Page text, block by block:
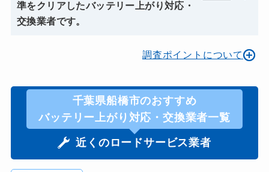
準をクリアしたバッテリー上がり対応・
交換業者です。
調査ポイントについて
千葉県船橋市のおすすめ
バッテリー上がり対応・交換業者一覧
近くのロードサービス業者